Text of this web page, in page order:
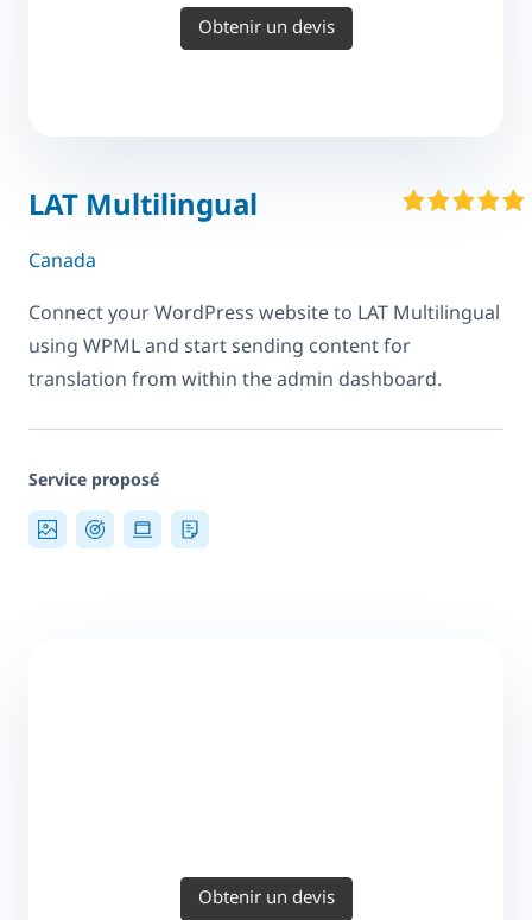
Obtenir un devis
LAT Multilingual
Canada
Connect your WordPress website to LAT Multilingual
using WPML and start sending content for
translation from within the admin dashboard.
Service proposé
Obtenir un devis